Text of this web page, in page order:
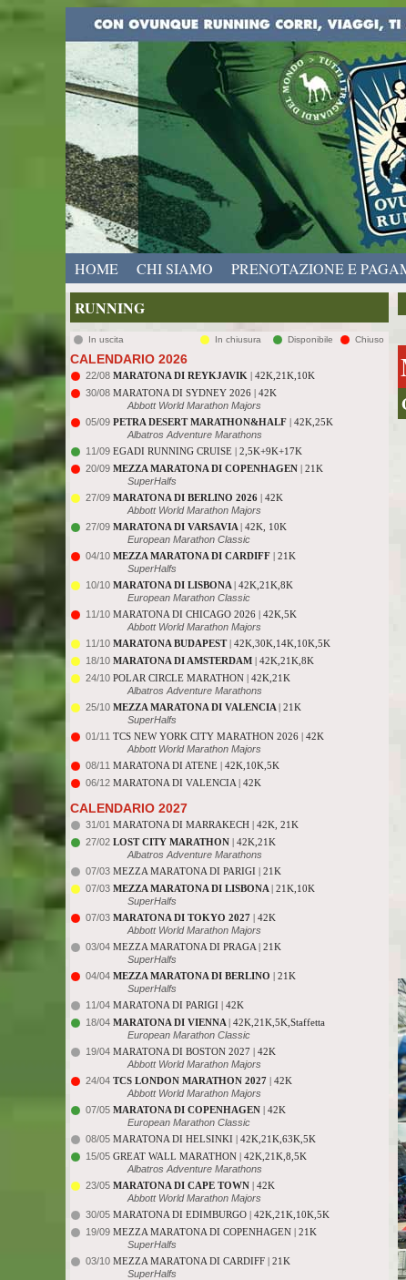
HOME CHI SIAMO PRENOTAZIONE E
RUNNING
In uscita In chiusura Disponibile Chiuso
CALENDARIO 2026
22/08 MARATONA DI REYKJAVIK | 42K,21K,10K
30/08 MARATONA DI SYDNEY 2026 | 42K
Abbott World Marathon Majors
05/09 PETRA DESERT MARATHON&HALF | 42K,25K
Albatros Adventure Marathons
11/09 EGADI RUNNING CRUISE | 2,5K+9K+17K
20/09 MEZZA MARATONA DI COPENHAGEN | 21K
SuperHalfs
27/09 MARATONA DI BERLINO 2026 | 42K
Abbott World Marathon Majors
27/09 MARATONA DI VARSAVIA | 42K, 10K
European Marathon Classic
04/10 MEZZA MARATONA DI CARDIFF | 21K
SuperHalfs
10/10 MARATONA DI LISBONA | 42K,21K,8K
European Marathon Classic
11/10 MARATONA DI CHICAGO 2026 | 42K,5K
Abbott World Marathon Majors
11/10 MARATONA BUDAPEST| 42K,30K,14K,10K,5K
18/10 MARATONA DI AMSTERDAM | 42K,21K,8K
24/10 POLAR CIRCLE MARATHON | 42K,21K
Albatros Adventure Marathons
25/10 MEZZA MARATONA DI VALENCIA | 21K
SuperHalfs
01/11 TCS NEW YORK CITY MARATHON 2026 | 42K
Abbott World Marathon Majors
08/11 MARATONA DI ATENE | 42K,10K,5K
06/12 MARATONA DI VALENCIA | 42K
CALENDARIO 2027
31/01 MARATONA DI MARRAKECH | 42K, 21K
27/02 LOST CITY MARATHON | 42K,21K
Albatros Adventure Marathons
07/03 MEZZA MARATONA DI PARIGI | 21K
07/03 MEZZA MARATONA DI LISBONA | 21K,10K
SuperHalfs
07/03 MARATONA DI TOKYO 2027 | 42K
Abbott World Marathon Majors
03/04 MEZZA MARATONA DI PRAGA | 21K
SuperHalfs
04/04 MEZZA MARATONA DI BERLINO | 21K
SuperHalfs
11/04 MARATONA DI PARIGI | 42K
18/04 MARATONA DI VIENNA | 42K,21K,5K,Staffetta
European Marathon Classic
19/04 MARATONA DI BOSTON 2027 | 42K
Abbott World Marathon Majors
24/04 TCS LONDON MARATHON 2027 | 42K
Abbott World Marathon Majors
07/05 MARATONA DI COPENHAGEN | 42K
European Marathon Classic
08/05 MARATONA DI HELSINKI | 42K,21K,63K,5K
15/05 GREAT WALL MARATHON | 42K,21K,8,5K
Albatros Adventure Marathons
23/05 MARATONA DI CAPE TOWN | 42K
Abbott World Marathon Majors
30/05 MARATONA DI EDIMBURGO | 42K,21K,10K,5K
19/09 MEZZA MARATONA DI COPENHAGEN | 21K
SuperHalfs
03/10 MEZZA MARATONA DI CARDIFF | 21K
SuperHalfs